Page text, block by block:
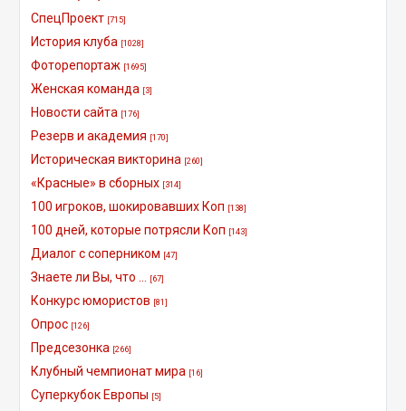
СпецПроект [715]
История клуба [1028]
Фоторепортаж [1695]
Женская команда [3]
Новости сайта [176]
Резерв и академия [170]
Историческая викторина [260]
«Красные» в сборных [314]
100 игроков, шокировавших Коп [138]
100 дней, которые потрясли Коп [143]
Диалог с соперником [47]
Знаете ли Вы, что ... [67]
Конкурс юмористов [81]
Опрос [126]
Предсезонка [266]
Клубный чемпионат мира [16]
Суперкубок Европы [5]